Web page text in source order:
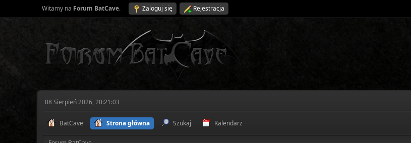
Witamy na Forum BatCave. Zaloguj się Rejestracja
08 Sierpień 2026, 20:21:03
BatCave Strona główna Szukaj Kalendarz